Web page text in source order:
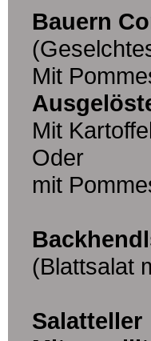
Bauern
Mit
Mit
Oder
mit
(Blattsalat
Salatteller